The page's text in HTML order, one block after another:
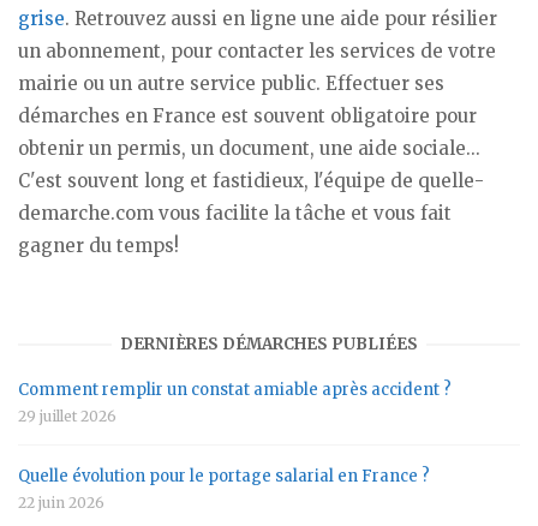
grise. Retrouvez aussi en ligne une aide pour résilier
un abonnement, pour contacter les services de votre
mairie ou un autre service public. Effectuer ses
démarches en France est souvent obligatoire pour
obtenir un permis, un document, une aide sociale...
C'est souvent long et fastidieux, l'équipe de quelle-
demarche.com vous facilite la tâche et vous fait
gagner du temps!
DERNIÈRES DÉMARCHES PUBLIÉES
Comment remplir un constat amiable après accident ?
29 juillet 2026
Quelle évolution pour le portage salarial en France ?
22 juin 2026